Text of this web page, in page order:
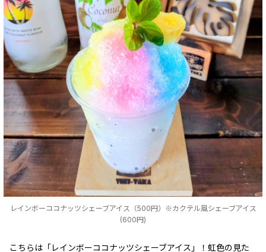
レインボーココナッツシェーブアイス（500円）※カクテル風シェーブアイス
(600円)
こちらは「レインボーココナッツシェーブアイス」！虹色の見た